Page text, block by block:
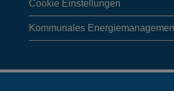
und
Webcams
Cookie Einstellungen
Kommunales